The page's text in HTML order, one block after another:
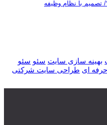
تصمیم با نظام وظیفه
بهینه سازی سایت سئو سئو
ای طراحی سایت شرکتی